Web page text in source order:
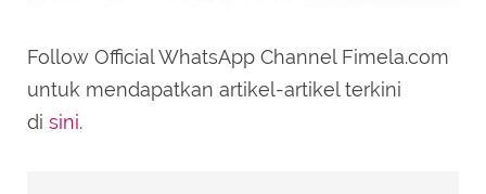
Follow Official WhatsApp Channel Fimela.com
untuk mendapatkan artikel-artikel terkini
di sini.